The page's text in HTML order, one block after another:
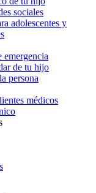
sociales
adolescentes y
emergencia
de tu hijo
persona
médicos